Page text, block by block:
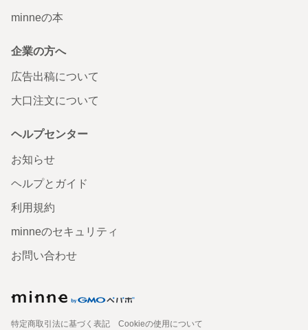
minneの本
企業の方へ
広告出稿について
大口注文について
ヘルプセンター
お知らせ
ヘルプとガイド
利用規約
minneのセキュリティ
お問い合わせ
特定商取引法に基づく表記
Cookieの使用について